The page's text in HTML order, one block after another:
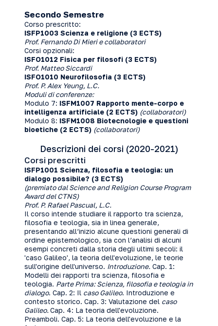
Secondo Semestre
Corso prescritto:
ISFP1003 Scienza e religione (3 ECTS)
Prof. Fernando Di Mieri e collaboratori
Corsi opzionali:
ISFO1012 Fisica per filosofi (3 ECTS)
Prof. Matteo Siccardi
ISFO1010 Neurofilosofia (3 ECTS)
Prof. P. Alex Yeung, L.C.
Moduli di conferenze:
Modulo 7: ISFM1007 Rapporto mente-corpo e
intelligenza artificiale (2 ECTS) (collaboratori)
Modulo 8: ISFM1008 Biotecnologie e questioni
bioetiche (2 ECTS) (collaboratori)
Descrizioni dei corsi (2020-2021)
Corsi prescritti
ISFP1001 Scienza, filosofia e teologia: un
dialogo possibile? (3 ECTS)
(premiato dal Science and Religion Course Program
Award del CTNS)
Prof. P. Rafael Pascual, L.C.
Il corso intende studiare il rapporto tra scienza,
filosofia e teologia, sia in linea generale,
presentando all’inizio alcune questioni generali di
ordine epistemologico, sia con l’analisi di alcuni
esempi concreti dalla storia degli ultimi secoli: il
'caso Galileo', la teoria dell'evoluzione, le teorie
sull'origine dell'universo. Introduzione. Cap. 1:
Modelli dei rapporti tra scienza, filosofia e
teologia. Parte Prima: Scienza, filosofia e teologia in
dialogo. Cap. 2: Il caso Galileo. Introduzione e
contesto storico. Cap. 3: Valutazione del caso
Galileo.Cap. 4: La teoria dell'evoluzione.
Preamboli. Cap. 5: La teoria dell'evoluzione e la